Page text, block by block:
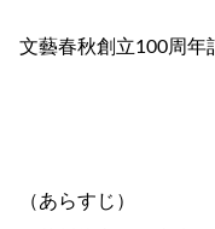
文藝春秋創立100周年
（あらすじ）